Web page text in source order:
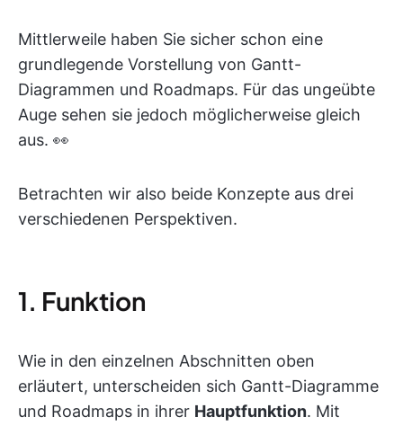
Mittlerweile haben Sie sicher schon eine
grundlegende Vorstellung von Gantt-
Diagrammen und Roadmaps. Für das ungeübte
Auge sehen sie jedoch möglicherweise gleich
aus. 👀
Betrachten wir also beide Konzepte aus drei
verschiedenen Perspektiven.
1. Funktion
Wie in den einzelnen Abschnitten oben
erläutert, unterscheiden sich Gantt-Diagramme
und Roadmaps in ihrer Hauptfunktion. Mit